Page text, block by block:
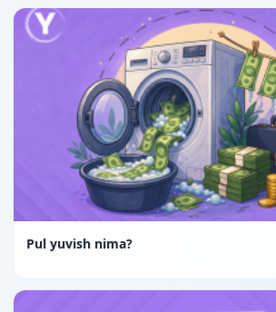
Pul yuvish nima?